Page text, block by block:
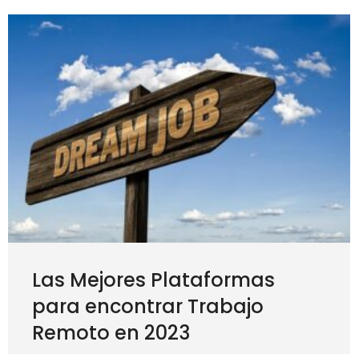
Las Mejores Plataformas
para encontrar Trabajo
Remoto en 2023